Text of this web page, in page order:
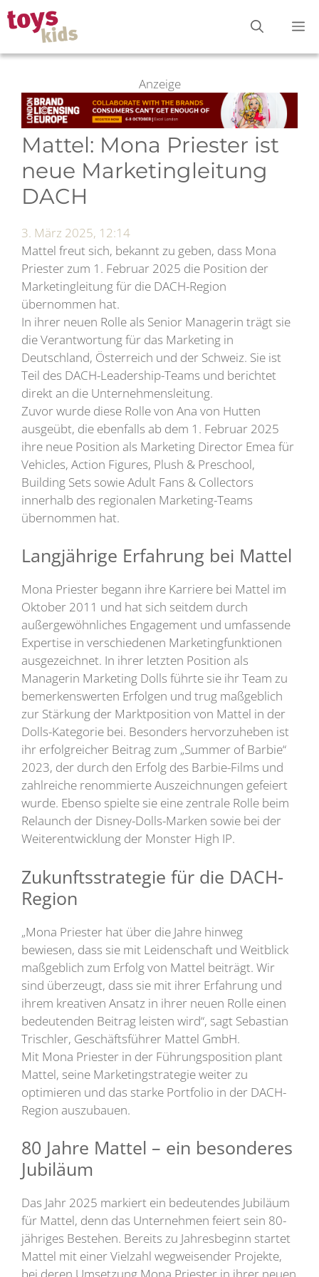
Zum
Inhalt
springen
Anzeige
Mattel: Mona Priester ist
neue Marketingleitung
DACH
3. März 2025, 12:14
Mattel freut sich, bekannt zu geben, dass Mona
Priester zum 1. Februar 2025 die Position der
Marketingleitung für die DACH-Region
übernommen hat.
In ihrer neuen Rolle als Senior Managerin trägt sie
die Verantwortung für das Marketing in
Deutschland, Österreich und der Schweiz. Sie ist
Teil des DACH-Leadership-Teams und berichtet
direkt an die Unternehmensleitung.
Zuvor wurde diese Rolle von Ana von Hutten
ausgeübt, die ebenfalls ab dem 1. Februar 2025
ihre neue Position als Marketing Director Emea für
Vehicles, Action Figures, Plush & Preschool,
Building Sets sowie Adult Fans & Collectors
innerhalb des regionalen Marketing-Teams
übernommen hat.
Langjährige Erfahrung bei Mattel
Mona Priester begann ihre Karriere bei Mattel im
Oktober 2011 und hat sich seitdem durch
außergewöhnliches Engagement und umfassende
Expertise in verschiedenen Marketingfunktionen
ausgezeichnet. In ihrer letzten Position als
Managerin Marketing Dolls führte sie ihr Team zu
bemerkenswerten Erfolgen und trug maßgeblich
zur Stärkung der Marktposition von Mattel in der
Dolls-Kategorie bei. Besonders hervorzuheben ist
ihr erfolgreicher Beitrag zum „Summer of Barbie“
2023, der durch den Erfolg des Barbie-Films und
zahlreiche renommierte Auszeichnungen gefeiert
wurde. Ebenso spielte sie eine zentrale Rolle beim
Relaunch der Disney-Dolls-Marken sowie bei der
Weiterentwicklung der Monster High IP.
Zukunftsstrategie für die DACH-
Region
„Mona Priester hat über die Jahre hinweg
bewiesen, dass sie mit Leidenschaft und Weitblick
maßgeblich zum Erfolg von Mattel beiträgt. Wir
sind überzeugt, dass sie mit ihrer Erfahrung und
ihrem kreativen Ansatz in ihrer neuen Rolle einen
bedeutenden Beitrag leisten wird“, sagt Sebastian
Trischler, Geschäftsführer Mattel GmbH.
Mit Mona Priester in der Führungsposition plant
Mattel, seine Marketingstrategie weiter zu
optimieren und das starke Portfolio in der DACH-
Region auszubauen.
80 Jahre Mattel – ein besonderes
Jubiläum
Das Jahr 2025 markiert ein bedeutendes Jubiläum
für Mattel, denn das Unternehmen feiert sein 80-
jähriges Bestehen. Bereits zu Jahresbeginn startet
Mattel mit einer Vielzahl wegweisender Projekte,